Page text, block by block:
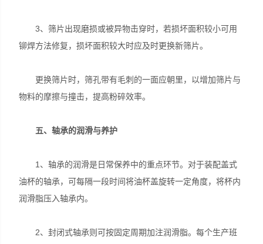
3、筛片出现磨损或被异物击穿时，若损坏面积较小可用
铆焊方法修复，损坏面积较大时应及时更换新筛片。
更换筛片时，筛孔带有毛刺的一面应朝里，以增加筛片与
物料的摩擦与撞击，提高粉碎效率。
五、轴承的润滑与养护
1、轴承的润滑是日常保养中的重点环节。对于装配盖式
油杯的轴承，可每隔一段时间将油杯盖旋转一定角度，将杯内
润滑脂压入轴承内。
2、封闭式轴承则可按固定周期加注润滑脂。每个生产班